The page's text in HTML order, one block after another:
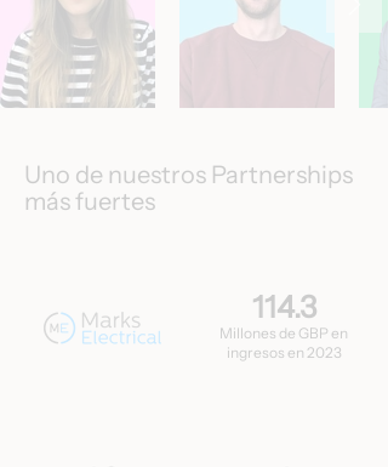
Uno de nuestros Partnerships
más fuertes
114.3
Millones de GBP en
ingresos en 2023